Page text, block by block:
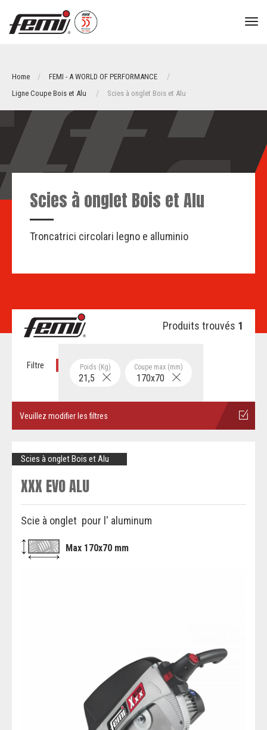
Home
FEMI - A WORLD OF PERFORMANCE
Ligne Coupe Bois et Alu
Scies à onglet Bois et Alu
Scies à onglet Bois et Alu
Troncatrici circolari legno e alluminio
Produits trouvés 1
Filtre Coupe max (mm)
170x70
Poids (Kg)
21,5
Veuillez modifier les filtres
Scies à onglet Bois et Alu
XXX EVO ALU
Scie à onglet pour l' aluminum
Max 170x70 mm